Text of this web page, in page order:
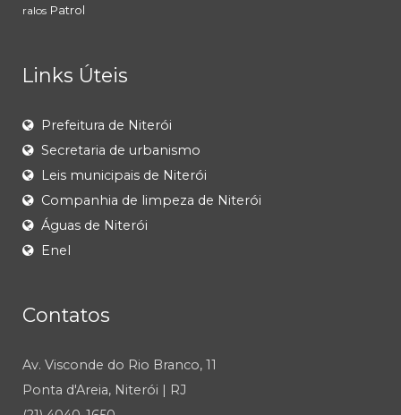
ralos Patrol
Links Úteis
Prefeitura de Niterói
Secretaria de urbanismo
Leis municipais de Niterói
Companhia de limpeza de Niterói
Águas de Niterói
Enel
Contatos
Av. Visconde do Rio Branco, 11
Ponta d'Areia, Niterói | RJ